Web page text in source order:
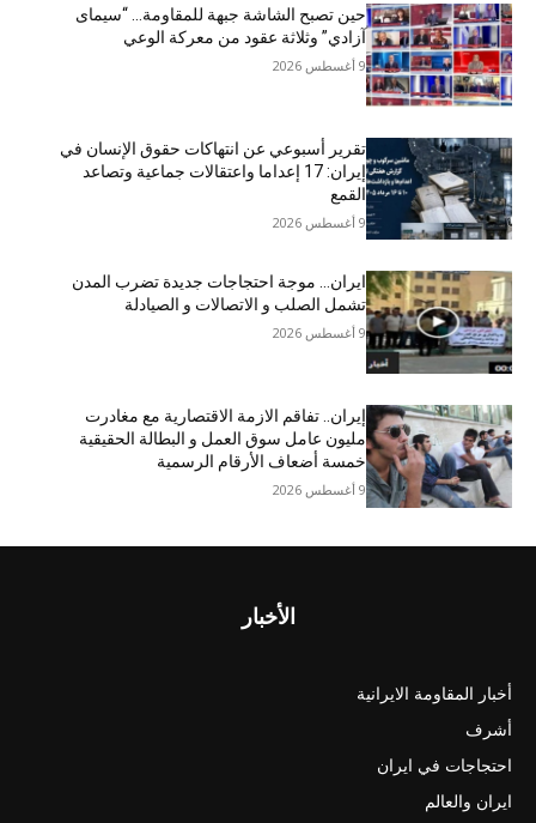
حين تصبح الشاشة جبهة للمقاومة… “سيمای
آزادي” وثلاثة عقود من معركة الوعي
9 أغسطس 2026
تقرير أسبوعي عن انتهاكات حقوق الإنسان في
إيران: 17 إعداما واعتقالات جماعية وتصاعد
القمع
9 أغسطس 2026
ایران… موجة احتجاجات جديدة تضرب المدن
تشمل الصلب و الاتصالات و الصیادلة
9 أغسطس 2026
إيران.. تفاقم الازمة الاقتصاریة مع مغادرت
مليون عامل سوق العمل و البطالة الحقيقية
خمسة أضعاف الأرقام الرسمية
9 أغسطس 2026
الأخبار
أخبار المقاومة الايرانية
أشرف
احتجاجات في ايران
ايران والعالم